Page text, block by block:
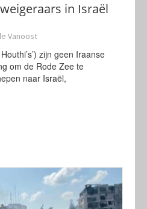
in Israël
Vanoost
zijn geen Iraanse
om de Rode Zee te
naar Israël,